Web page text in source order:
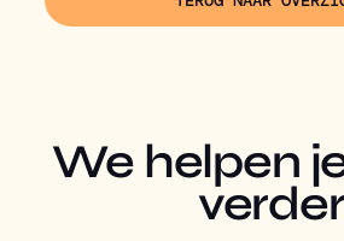
We helpen
verder